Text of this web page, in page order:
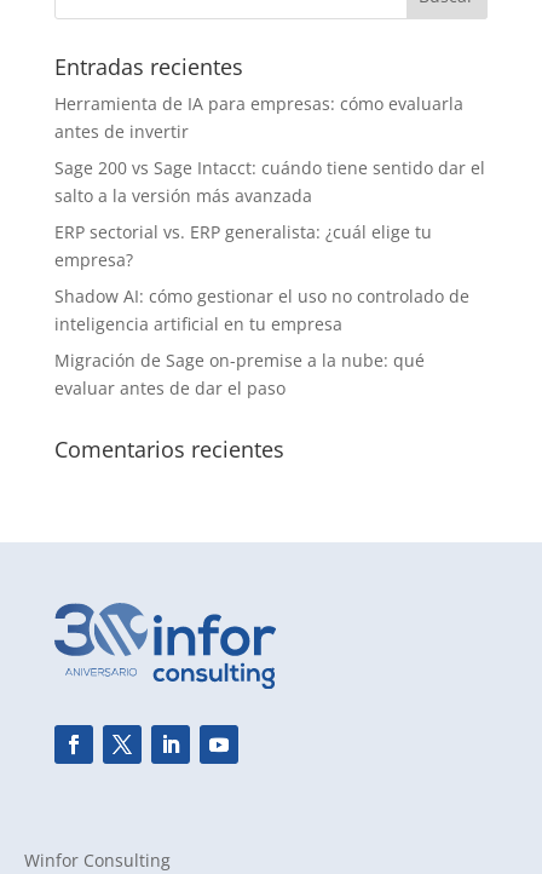
Entradas recientes
Herramienta de IA para empresas: cómo evaluarla
antes de invertir
Sage 200 vs Sage Intacct: cuándo tiene sentido dar el
salto a la versión más avanzada
ERP sectorial vs. ERP generalista: ¿cuál elige tu
empresa?
Shadow AI: cómo gestionar el uso no controlado de
inteligencia artificial en tu empresa
Migración de Sage on-premise a la nube: qué
evaluar antes de dar el paso
Comentarios recientes
Winfor Consulting